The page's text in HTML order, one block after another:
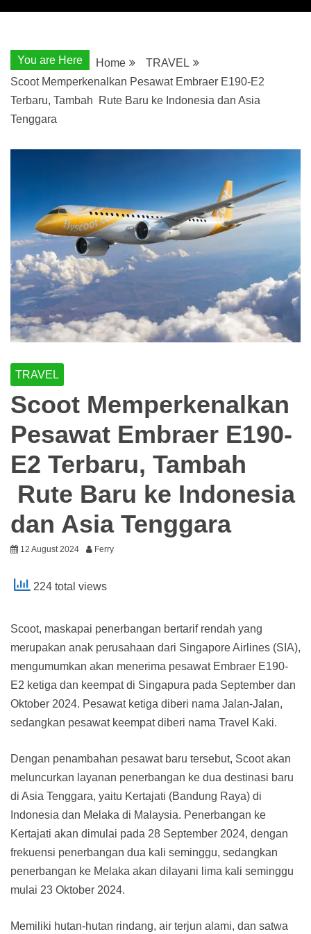
You are Here Home
TRAVEL
Scoot Memperkenalkan Pesawat Embraer E190-E2
Terbaru, Tambah Rute Baru ke Indonesia dan Asia
Tenggara
TRAVEL
Scoot Memperkenalkan
Pesawat Embraer E190-
E2 Terbaru, Tambah
Rute Baru ke Indonesia
dan Asia Tenggara
12 August 2024 Ferry
224 total views
Scoot, maskapai penerbangan bertarif rendah yang
merupakan anak perusahaan dari Singapore Airlines (SIA),
mengumumkan akan menerima pesawat Embraer E190-
E2 ketiga dan keempat di Singapura pada September dan
Oktober 2024. Pesawat ketiga diberi nama Jalan-Jalan,
sedangkan pesawat keempat diberi nama Travel Kaki.
Dengan penambahan pesawat baru tersebut, Scoot akan
meluncurkan layanan penerbangan ke dua destinasi baru
di Asia Tenggara, yaitu Kertajati (Bandung Raya) di
Indonesia dan Melaka di Malaysia. Penerbangan ke
Kertajati akan dimulai pada 28 September 2024, dengan
frekuensi penerbangan dua kali seminggu, sedangkan
penerbangan ke Melaka akan dilayani lima kali seminggu
mulai 23 Oktober 2024.
Memiliki hutan-hutan rindang, air terjun alami, dan satwa